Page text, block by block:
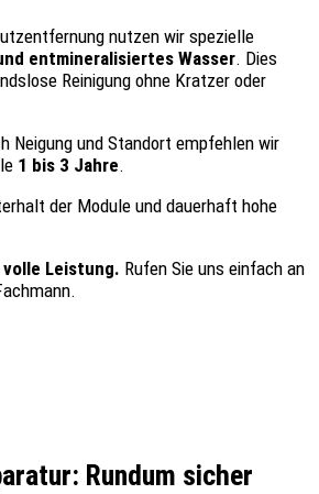
nutzen wir spezielle
entmineralisiertes Wasser. Dies
Reinigung ohne Kratzer oder
Neigung und Standort empfehlen wir
1 bis 3 Jahre.
der Module und dauerhaft hohe
Leistung. Rufen Sie uns einfach an
Rundum sicher